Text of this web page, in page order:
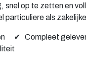
snel op te zetten en
particuliere als
✔ Compleet